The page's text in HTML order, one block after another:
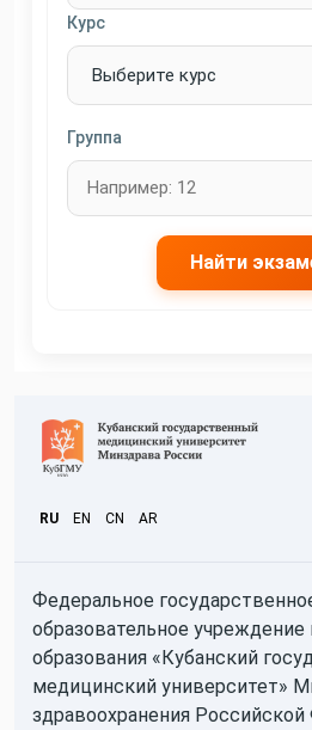
Курс
Группа
Найти
RU EN CN AR
Федеральное
образовательное
образования «Кубанский
медицинский университет»
здравоохранения